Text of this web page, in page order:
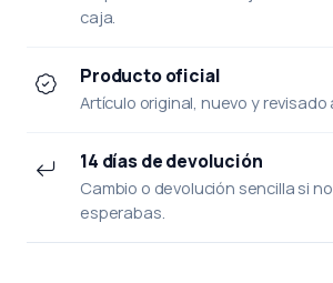
caja.
Producto oficial
Artículo original, nuevo y revisado
14 días de devolución
Cambio o devolución sencilla si
esperabas.